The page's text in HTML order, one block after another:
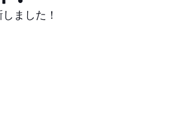
ました！